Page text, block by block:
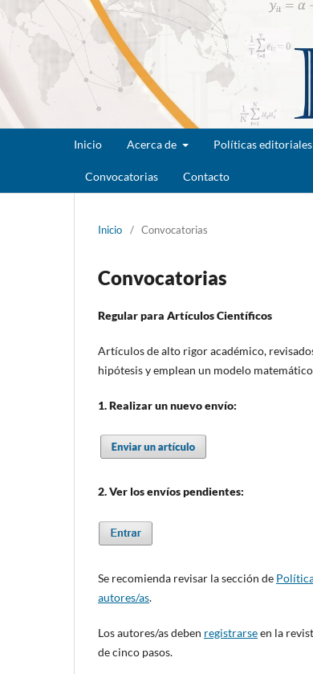
Inicio Acerca de Políticas editoriales
Convocatorias Contacto
Inicio / Convocatorias
Convocatorias
Regular para Artículos Científicos
Artículos de alto rigor académico,
hipótesis y emplean un modelo
1. Realizar un nuevo envío:
2. Ver los envíos pendientes:
Se recomienda revisar la sección de
autores/as.
Los autores/as deben registrarseen la
de cinco pasos.